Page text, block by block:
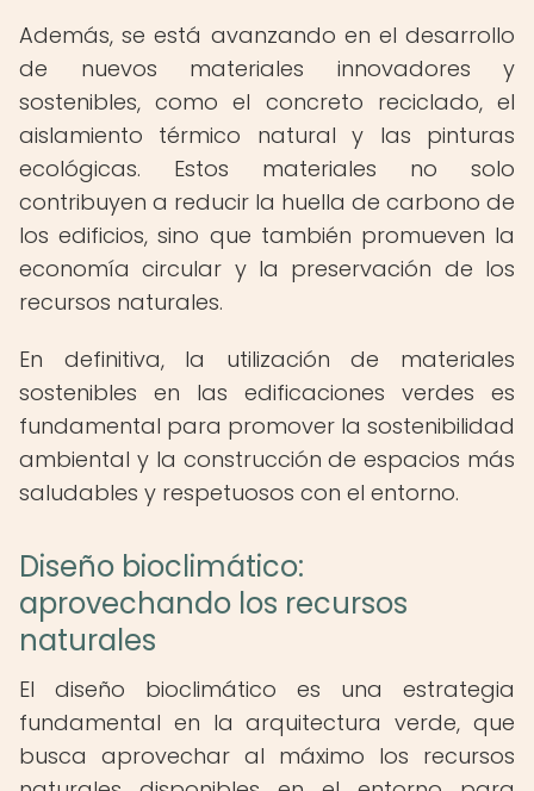
Además, se está avanzando en el desarrollo
de nuevos materiales innovadores y
sostenibles, como el concreto reciclado, el
aislamiento térmico natural y las pinturas
ecológicas. Estos materiales no solo
contribuyen a reducir la huella de carbono de
los edificios, sino que también promueven la
economía circular y la preservación de los
recursos naturales.
En definitiva, la utilización de materiales
sostenibles en las edificaciones verdes es
fundamental para promover la sostenibilidad
ambiental y la construcción de espacios más
saludables y respetuosos con el entorno.
Diseño bioclimático:
aprovechando los recursos
naturales
El diseño bioclimático es una estrategia
fundamental en la arquitectura verde, que
busca aprovechar al máximo los recursos